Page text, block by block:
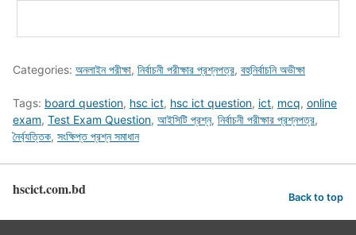
Categories: অনলাইন পরীক্ষা, নির্বাচনী পরীক্ষার প্রশ্নপত্র, বহুনির্বাচনি অভীক্ষা
Tags: board question, hsc ict, hsc ict question, ict, mcq, online
exam, Test Exam Question, আইসিটি প্রশ্ন, নির্বাচনী পরীক্ষার প্রশ্নপত্র,
নৈর্ব্যত্তিক, সংক্ষিপ্ত প্রশ্ন সমাধান
hscict.com.bd Back to top